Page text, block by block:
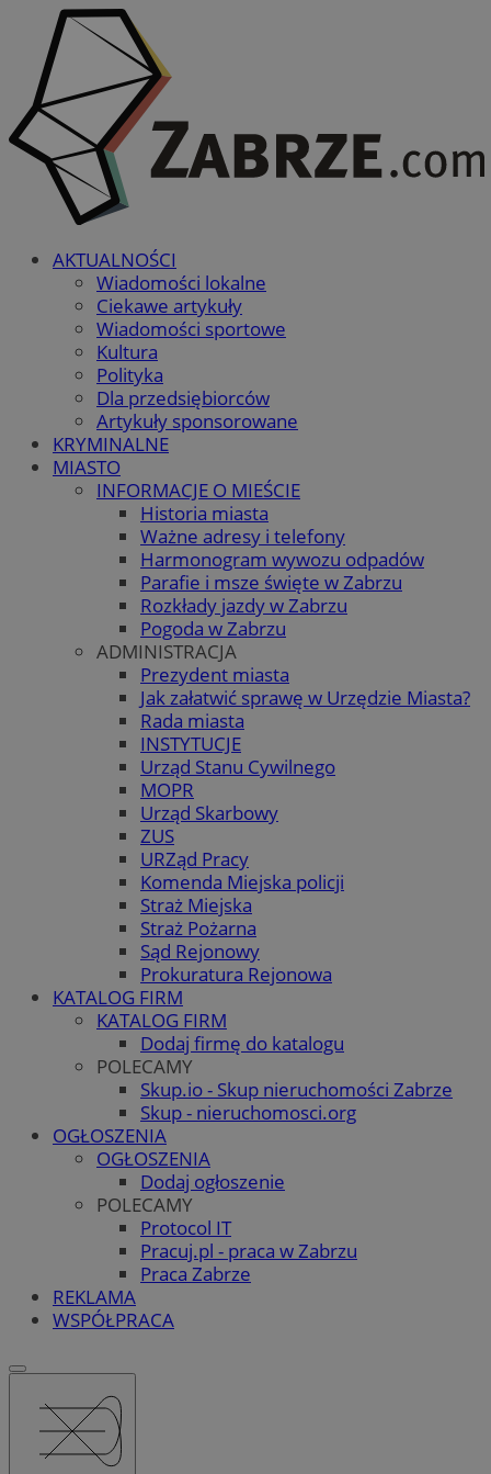
AKTUALNOŚCI
Wiadomości lokalne
Ciekawe artykuły
Wiadomości sportowe
Kultura
Polityka
Dla przedsiębiorców
Artykuły sponsorowane
KRYMINALNE
MIASTO
INFORMACJE O MIEŚCIE
Historia miasta
Ważne adresy i telefony
Harmonogram wywozu odpadów
Parafie i msze święte w Zabrzu
Rozkłady jazdy w Zabrzu
Pogoda w Zabrzu
ADMINISTRACJA
Prezydent miasta
Jak załatwić sprawę w Urzędzie Miasta?
Rada miasta
INSTYTUCJE
Urząd Stanu Cywilnego
MOPR
Urząd Skarbowy
ZUS
URZąd Pracy
Komenda Miejska policji
Straż Miejska
Straż Pożarna
Sąd Rejonowy
Prokuratura Rejonowa
KATALOG FIRM
KATALOG FIRM
Dodaj firmę do katalogu
POLECAMY
Skup.io - Skup nieruchomości Zabrze
Skup - nieruchomosci.org
OGŁOSZENIA
OGŁOSZENIA
Dodaj ogłoszenie
POLECAMY
Protocol IT
Pracuj.pl - praca w Zabrzu
Praca Zabrze
REKLAMA
WSPÓŁPRACA